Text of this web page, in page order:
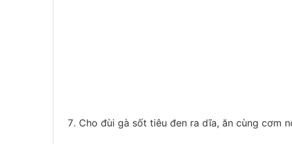
Cho đùi gà sốt tiêu đen ra dĩa, ăn cùng cơm